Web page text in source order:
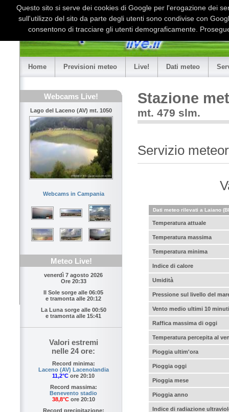
Home Previsioni meteo Live! Dati meteo
Webcams Live!
Lago del Laceno (AV) mt. 1050
Webcams in Campania
Meteo Live!
venerdì 7 agosto 2026
Ore 20:33
Il Sole sorge alle 06:05
e tramonta alle 20:12
La Luna sorge alle 00:50
e tramonta alle 15:41
Valori estremi
nelle 24 ore:
Record minima:
Laceno (AV) Lacenolandia
11,2°C ore 20:10
Record massima:
Benevento stadio
38,8°Core 20:10
Record precipitazione:
Stazione
mt. 479 slm.
Servizio
Dati meteo rilevati a Laiano
Temperatura attuale
Temperatura massima
Temperatura minima
Indice di calore
Umidità
Pressione sul livello del
Vento medio ultimi 10 minuti
Raffica massima di oggi
Temperatura percepita al
Pioggia ultim'ora
Pioggia oggi
Pioggia mese
Pioggia anno
Indice di radiazione
Questo sito si serve dei cookies di Google per l'erogazione dei
sull'utilizzo del sito da parte degli utenti sono condivise con
consentono di tracciare gli utenti demograficamente.